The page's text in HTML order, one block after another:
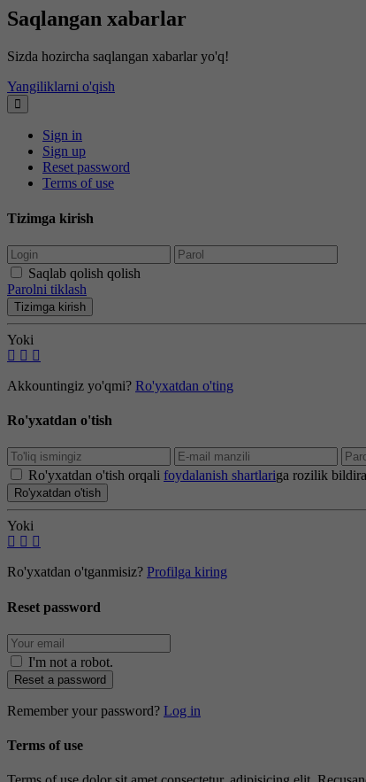
Saqlangan xabarlar
Sizda hozircha saqlangan xabarlar yo'q!
Yangiliklarni o'qish
Sign in
Sign up
Reset password
Terms of use
Tizimga kirish
Saqlab qolish qolish
Parolni tiklash
Tizimga kirish
Yoki
Akkountingiz yo'qmi? Ro'yxatdan o'ting
Ro'yxatdan o'tish
Ro'yxatdan o'tish orqali foydalanish shartlariga rozilik
Ro'yxatdan o'tish
Yoki
Ro'yxatdan o'tganmisiz? Profilga kiring
Reset password
I'm not a robot.
Reset a password
Remember your password? Log in
Terms of use